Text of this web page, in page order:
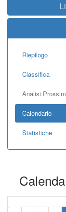
Riepilogo
Classifica
Analisi
Calendario
Statistiche